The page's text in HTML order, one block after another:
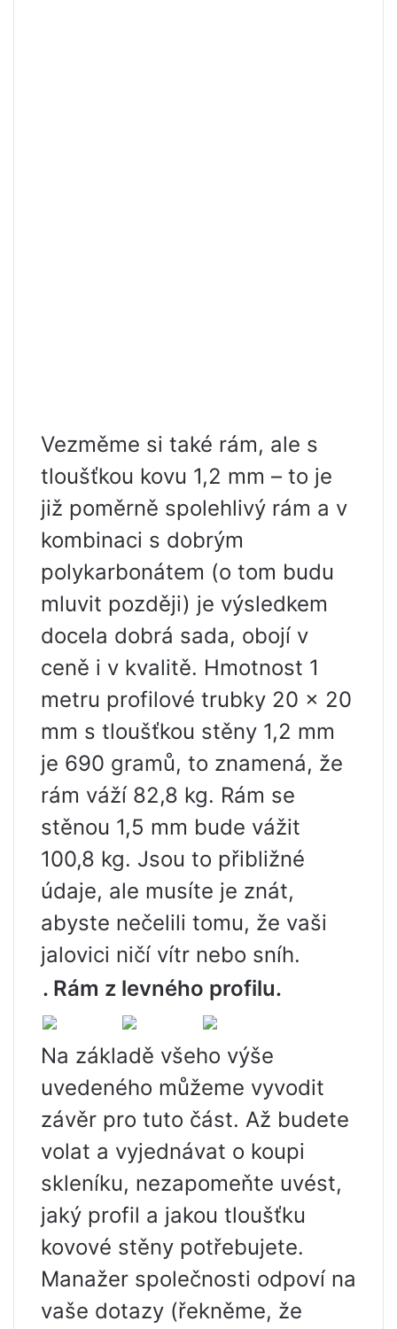
Vezměme si také rám, ale s
tloušťkou kovu 1,2 mm – to je
již poměrně spolehlivý rám a v
kombinaci s dobrým
polykarbonátem (o tom budu
mluvit později) je výsledkem
docela dobrá sada, obojí v
ceně i v kvalitě. Hmotnost 1
metru profilové trubky 20 x 20
mm s tloušťkou stěny 1,2 mm
je 690 gramů, to znamená, že
rám váží 82,8 kg. Rám se
stěnou 1,5 mm bude vážit
100,8 kg. Jsou to přibližné
údaje, ale musíte je znát,
abyste nečelili tomu, že vaši
jalovici ničí vítr nebo sníh.
. Rám z levného profilu.
Na základě všeho výše
uvedeného můžeme vyvodit
závěr pro tuto část. Až budete
volat a vyjednávat o koupi
skleníku, nezapomeňte uvést,
jaký profil a jakou tloušťku
kovové stěny potřebujete.
Manažer společnosti odpoví na
vaše dotazy (řekněme, že